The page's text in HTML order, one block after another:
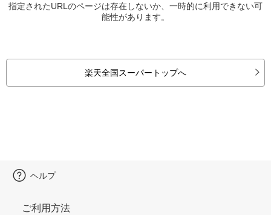
指定されたURLのページは存在しないか、一時的に利用できない可
能性があります。
楽天全国スーパートップへ
ヘルプ
ご利用方法